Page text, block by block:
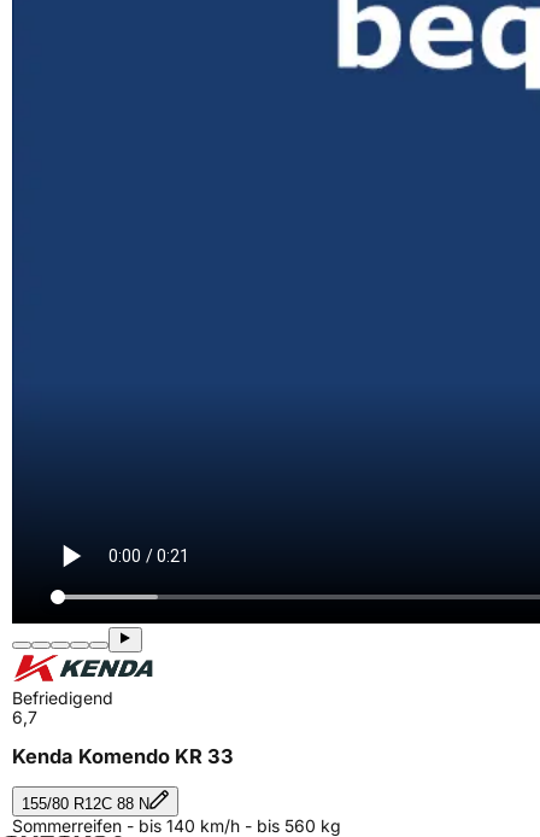
Befriedigend
6,7
Kenda Komendo KR 33
155/80 R12C 88 N
Sommerreifen - bis 140 km/h - bis 560 kg